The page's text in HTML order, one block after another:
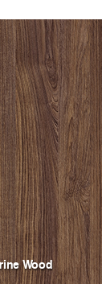
Wood